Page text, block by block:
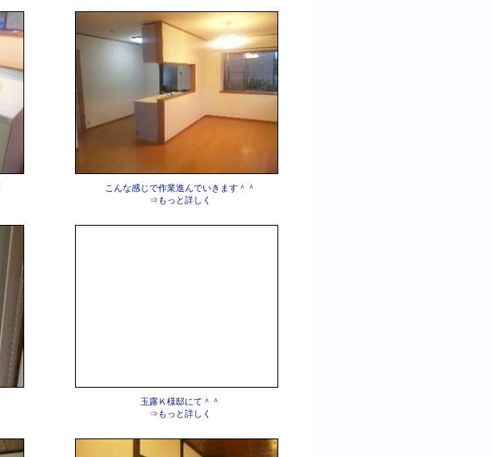
こんな感じで作業進んでいきます＾＾
⇒もっと詳しく
玉露Ｋ様邸にて＾＾
⇒もっと詳しく